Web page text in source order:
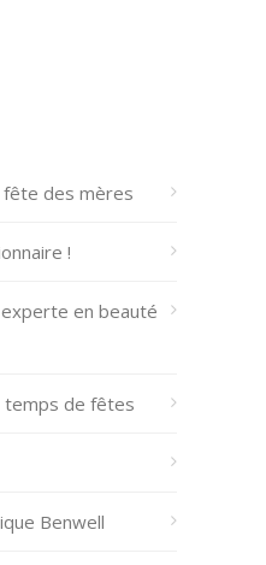
fête des mères
!
en beauté
temps de fêtes
Benwell